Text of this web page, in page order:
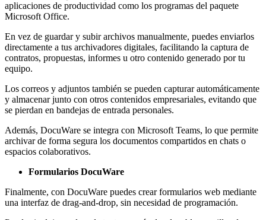
aplicaciones de productividad como los programas del paquete
Microsoft Office.
En vez de guardar y subir archivos manualmente, puedes enviarlos
directamente a tus archivadores digitales, facilitando la captura de
contratos, propuestas, informes u otro contenido generado por tu
equipo.
Los correos y adjuntos también se pueden capturar automáticamente
y almacenar junto con otros contenidos empresariales, evitando que
se pierdan en bandejas de entrada personales.
Además, DocuWare se integra con Microsoft Teams, lo que permite
archivar de forma segura los documentos compartidos en chats o
espacios colaborativos.
Formularios DocuWare
Finalmente, con DocuWare puedes crear formularios web mediante
una interfaz de drag-and-drop, sin necesidad de programación.